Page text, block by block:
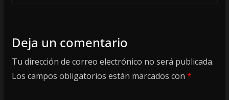
Deja un comentario
Tu dirección de correo electrónico no será publicada.
Los campos obligatorios están marcados con *